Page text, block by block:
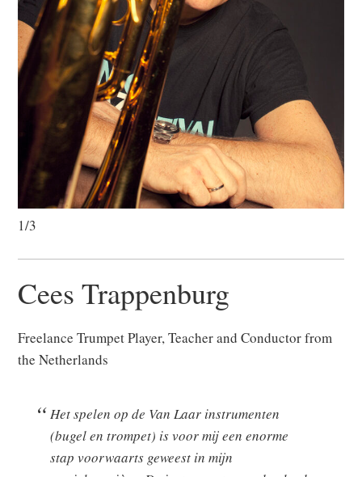
1/3
Cees Trappenburg
Freelance Trumpet Player, Teacher and Conductor from
the Netherlands
Het spelen op de Van Laar instrumenten
(bugel en trompet) is voor mij een enorme
stap voorwaarts geweest in mijn